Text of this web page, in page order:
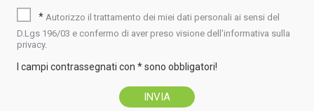
* Autorizzo il trattamento dei miei dati personali ai sensi del
D.Lgs 196/03 e confermo di aver preso visione dell'informativa sulla
privacy.
I campi contrassegnati con * sono obbligatori!